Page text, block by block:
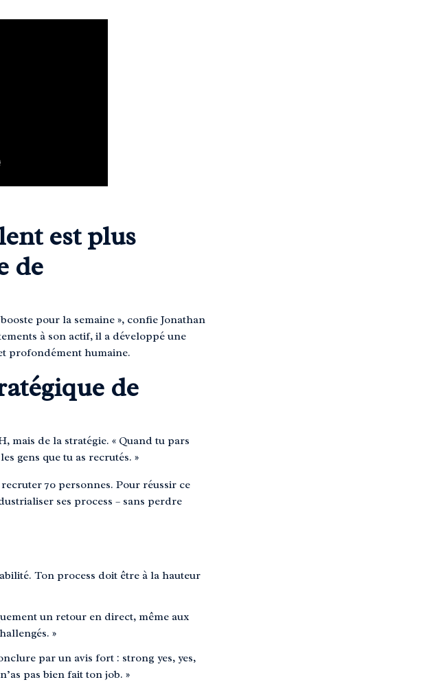
est plus
de
pour la semaine », confie Jonathan
à son actif, il a développé une
profondément humaine.
de
mais de la stratégie. « Quand tu pars
gens que tu as recrutés. »
70 personnes. Pour réussir ce
ses process – sans perdre
Ton process doit être à la hauteur
un retour en direct, même aux
»
par un avis fort : strong yes, yes,
pas bien fait ton job. »